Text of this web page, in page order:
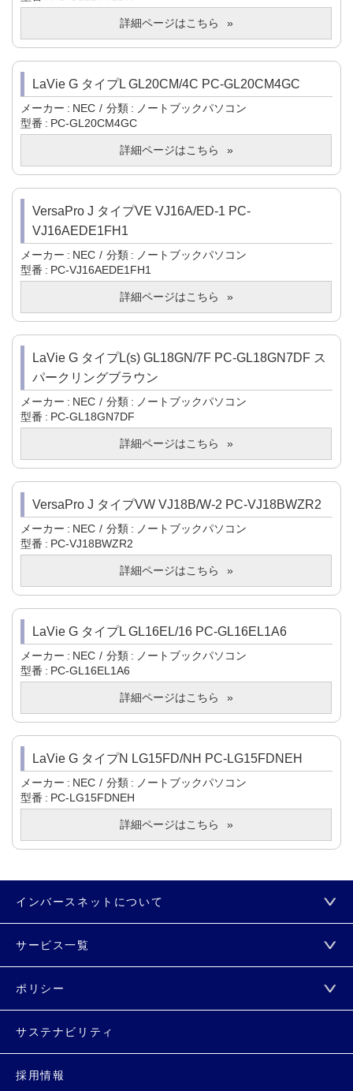
詳細ページはこちら
LaVie G タイプL GL20CM/4C PC-GL20CM4GC
メーカー NEC 分類
ノートブックパソコン
型番
PC-GL20CM4GC
詳細ページはこちら
VersaPro J タイプVE VJ16A/ED-1 PC-
VJ16AEDE1FH1
メーカー NEC 分類
ノートブックパソコン
型番
PC-VJ16AEDE1FH1
詳細ページはこちら
LaVie G タイプL(s) GL18GN/7F PC-GL18GN7DF ス
パークリングブラウン
メーカー NEC 分類
ノートブックパソコン
型番
PC-GL18GN7DF
詳細ページはこちら
VersaPro J タイプVW VJ18B/W-2 PC-VJ18BWZR2
メーカー NEC 分類
ノートブックパソコン
型番
PC-VJ18BWZR2
詳細ページはこちら
LaVie G タイプL GL16EL/16 PC-GL16EL1A6
メーカー NEC 分類
ノートブックパソコン
型番
PC-GL16EL1A6
詳細ページはこちら
LaVie G タイプN LG15FD/NH PC-LG15FDNEH
メーカー NEC 分類
ノートブックパソコン
型番
PC-LG15FDNEH
詳細ページはこちら
インバースネットについて
サービス一覧
ポリシー
サステナビリティ
採用情報